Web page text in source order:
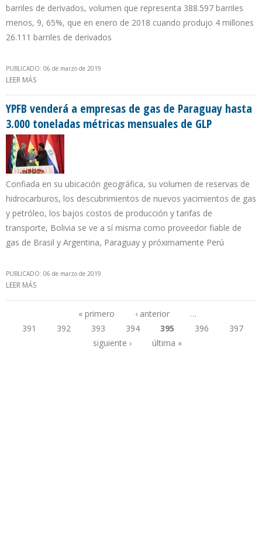
barriles de derivados, volumen que representa 388.597 barriles
menos, 9, 65%, que en enero de 2018 cuando produjo 4 millones
26.111 barriles de derivados
PUBLICADO: 06 de marzo de 2019
LEER MÁS
YPFB venderá a empresas de gas de Paraguay hasta
3.000 toneladas métricas mensuales de GLP
Confiada en su ubicación geográfica, su volumen de reservas de
hidrocarburos, los descubrimientos de nuevos yacimientos de gas
y petróleo, los bajos costos de producción y tarifas de
transporte, Bolivia se ve a sí misma como proveedor fiable de
gas de Brasil y Argentina, Paraguay y próximamente Perú
PUBLICADO: 06 de marzo de 2019
LEER MÁS
Páginas
« primero ‹ anterior
…
391
392 393 394 395 396
397
siguiente ›
última »